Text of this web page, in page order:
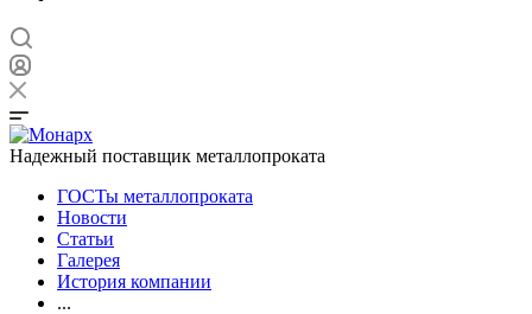
Надежный поставщик металлопроката
ГОСТы металлопроката
Новости
Статьи
Галерея
История компании
...